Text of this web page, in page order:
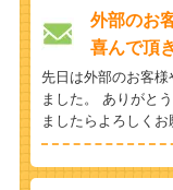
外部のお
喜んで頂
先日は外部のお客様
ました。 ありがと
ましたらよろしくお